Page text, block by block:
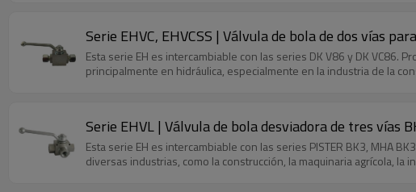
Serie EHVC, EHVCSS | Válvula de bola de dos vías
Esta serie EH es intercambiable con las series DK V86 y DK VC86.
principalmente en hidráulica, especialmente en la industria de la
Serie EHVL | Válvula de bola desviadora de tres vías
Esta serie EH es intercambiable con las series PISTER BK3, MHA
diversas industrias, como la construcción, la maquinaria agrícola,